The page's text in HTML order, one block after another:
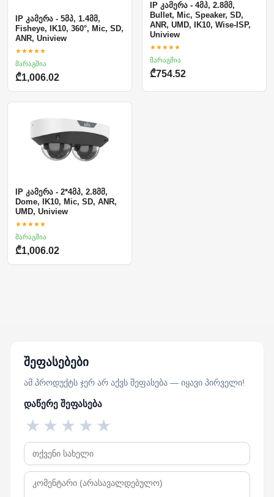
IP კამერა - 5მპ, 1.4მმ,
Fisheye, IK10, 360°, Mic, SD,
ANR, Uniview
★★★★★
მარაგშია
₾1,006.02
IP კამერა - 4მპ, 2.8მმ,
Bullet, Mic, Speaker, SD,
ANR, UMD, IK10, Wise-ISP,
Uniview
★★★★★
მარაგშია
₾754.52
IP კამერა - 2*4მპ, 2.8მმ,
Dome, IK10, Mic, SD, ANR,
UMD, Uniview
★★★★★
მარაგშია
₾1,006.02
შეფასებები
ამ პროდუქტს ჯერ არ აქვს შეფასება — იყავი პირველი!
დაწერე შეფასება
★
★
★
★
★